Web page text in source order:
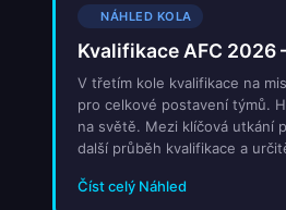
NÁHLED KOLA
Kvalifikace AFC 2026
V třetím kole kvalifikace na
pro celkové postavení týmů.
na světě. Mezi klíčová utkání
další průběh kvalifikace a
Číst celý Náhled